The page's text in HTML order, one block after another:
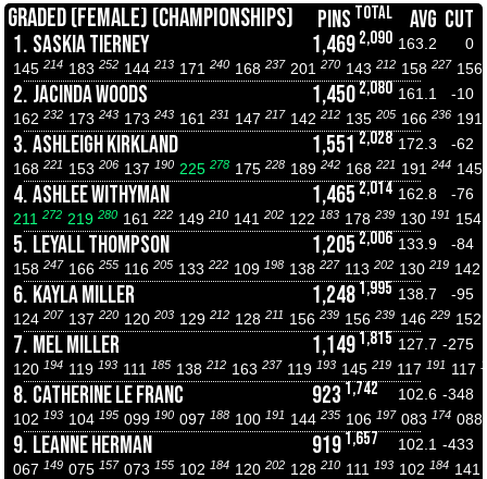
GRADED (FEMALE) (CHAMPIONSHIPS) PINS TOTAL AVG CUT
1. SASKIA TIERNEY 1,469 2,090 163.2
0
145 214 183 252 144 213 171 240 168 237 201 270 143 212 158 227 156
2. JACINDA WOODS 1,4502,080 161.1
-10
162 232 173 243 173 243 161 231 147 217 142 212 135 205 166 236 191
3.ASHLEIGH KIRKLAND 1,551 2,028 172.3
-62
168 221 153 206 137 190 225 278 175 228 189 242 168 221 191 244 145
4.ASHLEE WITHYMAN 1,465 2,014 162.8
-76
211 272 219 280 161 222 149 210 141 202 122 183 178 239 130 191 154
5. LEYALL THOMPSON 1,205 2,006 133.9
-84
158 247 166 255 116 205 133 222 109 198 138 227 113 202 130 219 142
6. KAYLA MILLER 1,2481,995 138.7
-95
124 207 137 220 120 203 129 212 128 211 156 239 156 239 146 229 152
7. MEL MILLER 1,1491,815 127.7 -275
120 194 119 193 111 185 138 212 163 237 119 193 145 219 117 191 117
8. CATHERINE LE FRANC 923 1,742 102.6 -348
102 193 104 195 099 190 097 188 100 191 144 235 106 197 083 174 088
9. LEANNE HERMAN 919 1,657 102.1 -433
067 149 075 157 073 155 102 184 120 202 128 210 111 193 102 184 141